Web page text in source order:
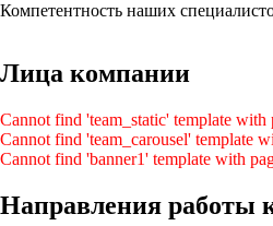
Компетентность наших
Лица компании
Cannot find 'team_static' template with
Cannot find 'team_carousel' template
Cannot find 'banner1' template with
Направления работы